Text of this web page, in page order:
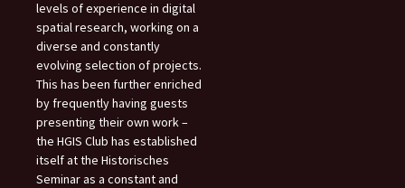
levels of experience in digital
spatial research, working on a
diverse and constantly
evolving selection of projects.
This has been further enriched
by frequently having guests
presenting their own work –
the HGIS Club has established
itself at the Historisches
Seminar as a constant and